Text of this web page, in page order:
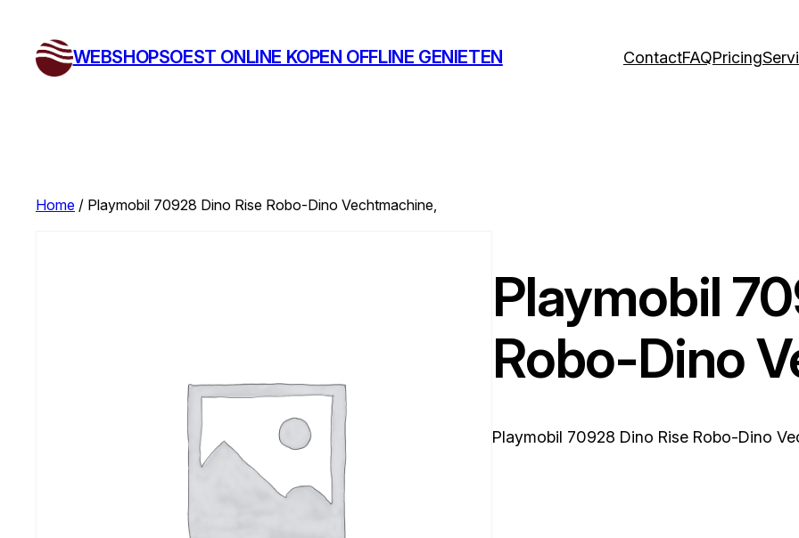
WEBSHOPSOEST ONLINE KOPEN OFFLINE GENIETEN ContactFAQPricing
Home / Playmobil 70928 Dino Rise Robo-Dino Vechtmachine,
Playmobil
Robo-Dino
Playmobil 70928 Dino Rise Robo-Dino